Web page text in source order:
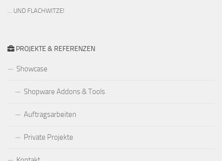
… UND FLACHWITZE!
PROJEKTE & REFERENZEN
Showcase
Shopware Addons & Tools
Auftragsarbeiten
Private Projekte